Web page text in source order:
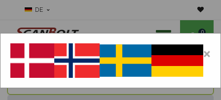
DE
0
Benötigen Sie Hilfe bei Verschleißteilen?Maschine wählen:
×